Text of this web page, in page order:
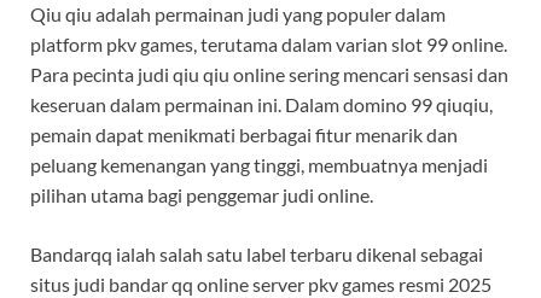
Qiu qiu adalah permainan judi yang populer dalam
platform pkv games, terutama dalam varian slot 99 online.
Para pecinta judi qiu qiu online sering mencari sensasi dan
keseruan dalam permainan ini. Dalam domino 99 qiuqiu,
pemain dapat menikmati berbagai fitur menarik dan
peluang kemenangan yang tinggi, membuatnya menjadi
pilihan utama bagi penggemar judi online.
Bandarqq ialah salah satu label terbaru dikenal sebagai
situs judi bandar qq online server pkv games resmi 2025